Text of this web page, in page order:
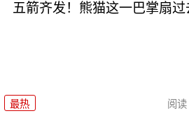
五箭齐发！熊猫这一巴掌扇
最热 阅读